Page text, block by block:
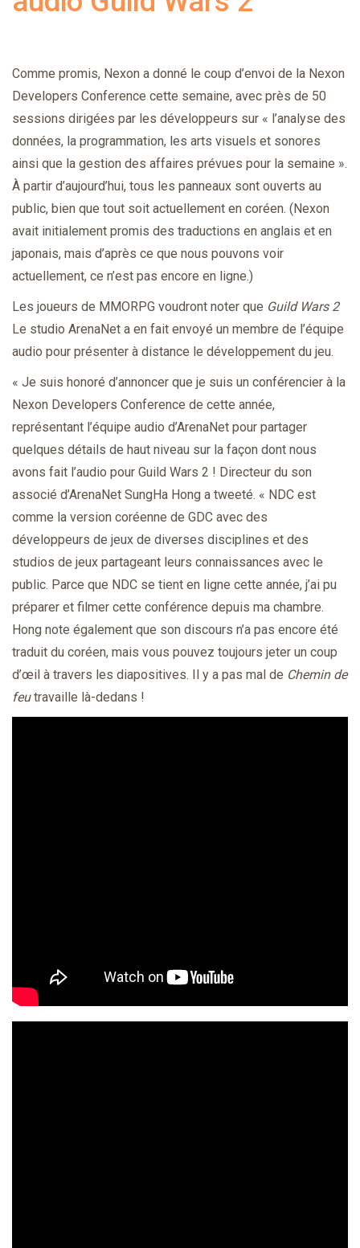
Comme promis, Nexon a donné le coup d’envoi de la Nexon
Developers Conference cette semaine, avec près de 50
sessions dirigées par les développeurs sur « l’analyse des
données, la programmation, les arts visuels et sonores
ainsi que la gestion des affaires prévues pour la semaine ».
À partir d’aujourd’hui, tous les panneaux sont ouverts au
public, bien que tout soit actuellement en coréen. (Nexon
avait initialement promis des traductions en anglais et en
japonais, mais d’après ce que nous pouvons voir
actuellement, ce n’est pas encore en ligne.)
Les joueurs de MMORPG voudront noter que Guild Wars 2
Le studio ArenaNet a en fait envoyé un membre de l’équipe
audio pour présenter à distance le développement du jeu.
« Je suis honoré d’annoncer que je suis un conférencier à la
Nexon Developers Conference de cette année,
représentant l’équipe audio d’ArenaNet pour partager
quelques détails de haut niveau sur la façon dont nous
avons fait l’audio pour Guild Wars 2 ! Directeur du son
associé d’ArenaNet SungHa Hong a tweeté. « NDC est
comme la version coréenne de GDC avec des
développeurs de jeux de diverses disciplines et des
studios de jeux partageant leurs connaissances avec le
public. Parce que NDC se tient en ligne cette année, j’ai pu
préparer et filmer cette conférence depuis ma chambre.
Hong note également que son discours n’a pas encore été
traduit du coréen, mais vous pouvez toujours jeter un coup
d’œil à travers les diapositives. Il y a pas mal de Chemin de
feutravaille là-dedans !